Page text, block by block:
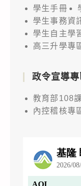
學生手冊
學生事務資
學生自主學
高三升學專
政令宣導專
教育部108
內控稽核專